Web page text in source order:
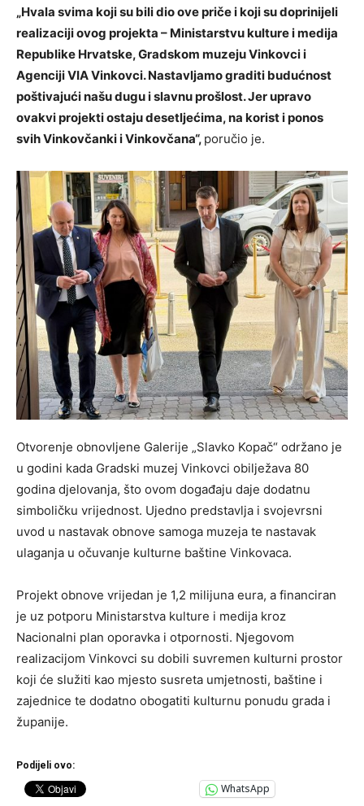
„Hvala svima koji su bili dio ove priče i koji su doprinijeli
realizaciji ovog projekta – Ministarstvu kulture i medija
Republike Hrvatske, Gradskom muzeju Vinkovci i
Agenciji VIA Vinkovci. Nastavljamo graditi budućnost
poštivajući našu dugu i slavnu prošlost. Jer upravo
ovakvi projekti ostaju desetljećima, na korist i ponos
svih Vinkovčanki i Vinkovčana“, poručio je.
Otvorenje obnovljene Galerije „Slavko Kopač“ održano je
u godini kada Gradski muzej Vinkovci obilježava 80
godina djelovanja, što ovom događaju daje dodatnu
simboličku vrijednost. Ujedno predstavlja i svojevrsni
uvod u nastavak obnove samoga muzeja te nastavak
ulaganja u očuvanje kulturne baštine Vinkovaca.
Projekt obnove vrijedan je 1,2 milijuna eura, a financiran
je uz potporu Ministarstva kulture i medija kroz
Nacionalni plan oporavka i otpornosti. Njegovom
realizacijom Vinkovci su dobili suvremen kulturni prostor
koji će služiti kao mjesto susreta umjetnosti, baštine i
zajednice te dodatno obogatiti kulturnu ponudu grada i
županije.
Podijeli ovo:
WhatsApp